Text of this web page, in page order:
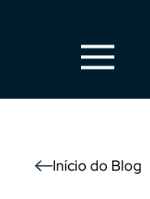
Início do Blog